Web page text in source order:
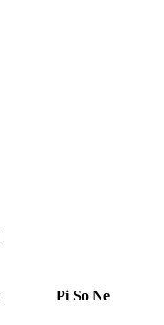
Pi So Ne